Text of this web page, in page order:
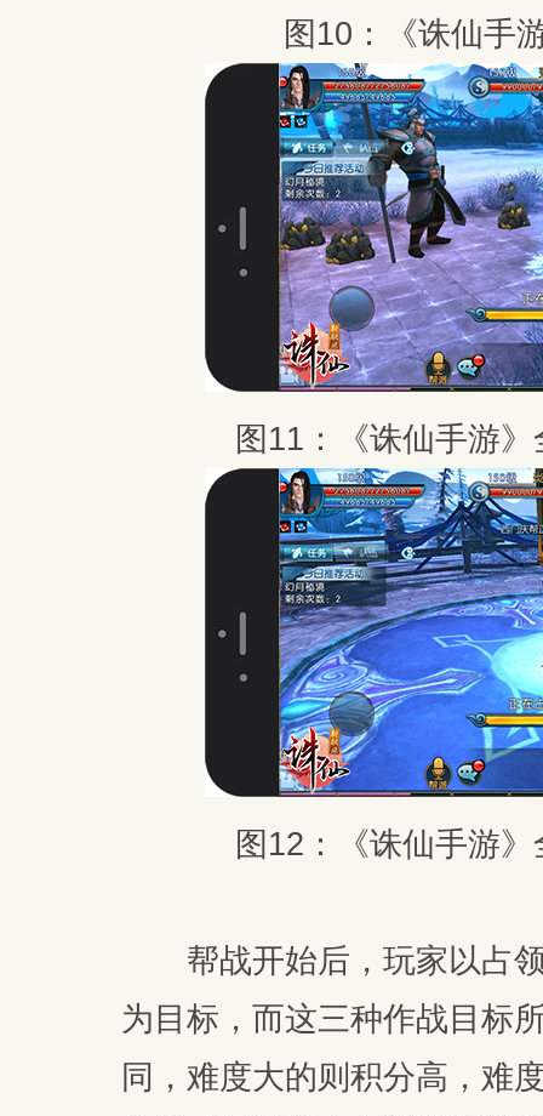
图10：《诛仙手
图11：《诛仙手游
图12：《诛仙手游
帮战开始后，玩家以占领
为目标，而这三种作战目标
同，难度大的则积分高，难